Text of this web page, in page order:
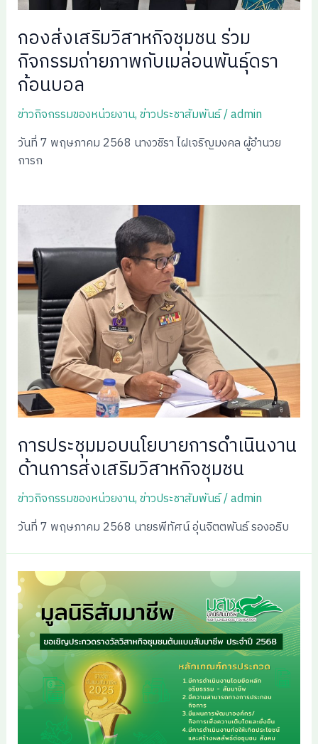
กองส่งเสริมวิสาหกิจชุมชน ร่วม
กิจกรรมถ่ายภาพกับเมล่อนพันธุ์ดรา
ก้อนบอล
ข่าวกิจกรรมของหน่วยงาน,ข่าวประชาสัมพันธ์/admin
วันที่ 7 พฤษภาคม 2568 นางวชิรา ไฝเจริญมงคล ผู้อำนวย
การก
การประชุมมอบนโยบายการดำเนินงาน
ด้านการส่งเสริมวิสาหกิจชุมชน
ข่าวกิจกรรมของหน่วยงาน,ข่าวประชาสัมพันธ์/admin
วันที่ 7 พฤษภาคม 2568 นายรพีทัศน์ อุ่นจิตตพันธ์ รองอธิบ